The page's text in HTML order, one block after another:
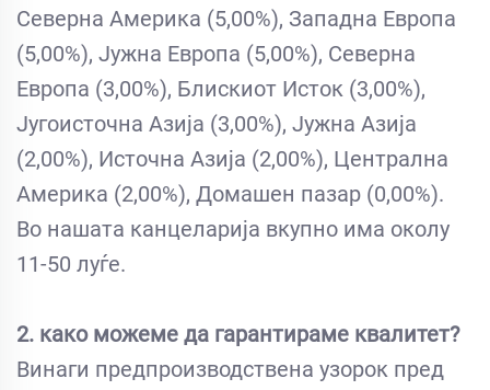
Северна Америка (5,00%), Западна Европа
(5,00%), Јужна Европа (5,00%), Северна
Европа (3,00%), Блискиот Исток (3,00%),
Југоисточна Азија (3,00%), Јужна Азија
(2,00%), Источна Азија (2,00%), Централна
Америка (2,00%), Домашен пазар (0,00%).
Во нашата канцеларија вкупно има околу
11-50 луѓе.
2. како можеме да гарантираме квалитет?
Винаги предпроизводствена узорок пред